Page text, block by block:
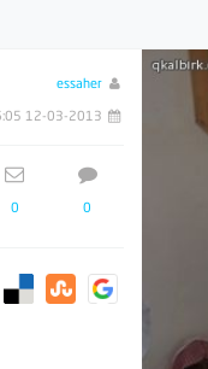
essaher
12-03-2013 06:05 مساءً
0
0